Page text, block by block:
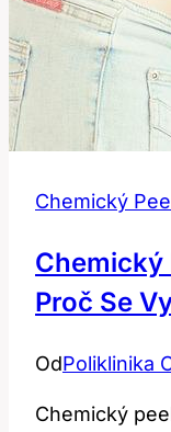
Chemický
Chemický
Proč Se
OdPoliklinika
Chemický